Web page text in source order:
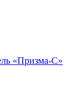
«Призма-С»